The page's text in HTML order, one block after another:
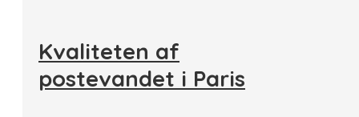
Kvaliteten af
postevandet i Paris